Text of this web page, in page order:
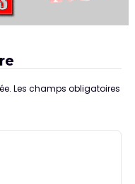
Les champs obligatoires